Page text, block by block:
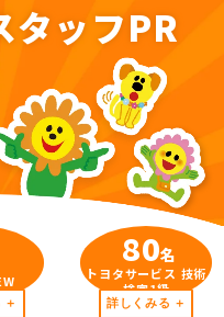
タッフPR
トヨタサービス 技術
検定1級
80名
詳しくみる